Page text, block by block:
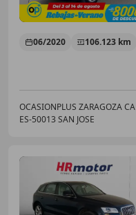
06/2020 106.123 km
OCASIONPLUS ZARAGOZA CA
ES-50013 SAN JOSE